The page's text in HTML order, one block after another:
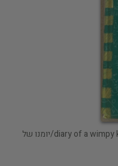
שער הספר {diary of a wimpy kid-no brainer/יומנו של